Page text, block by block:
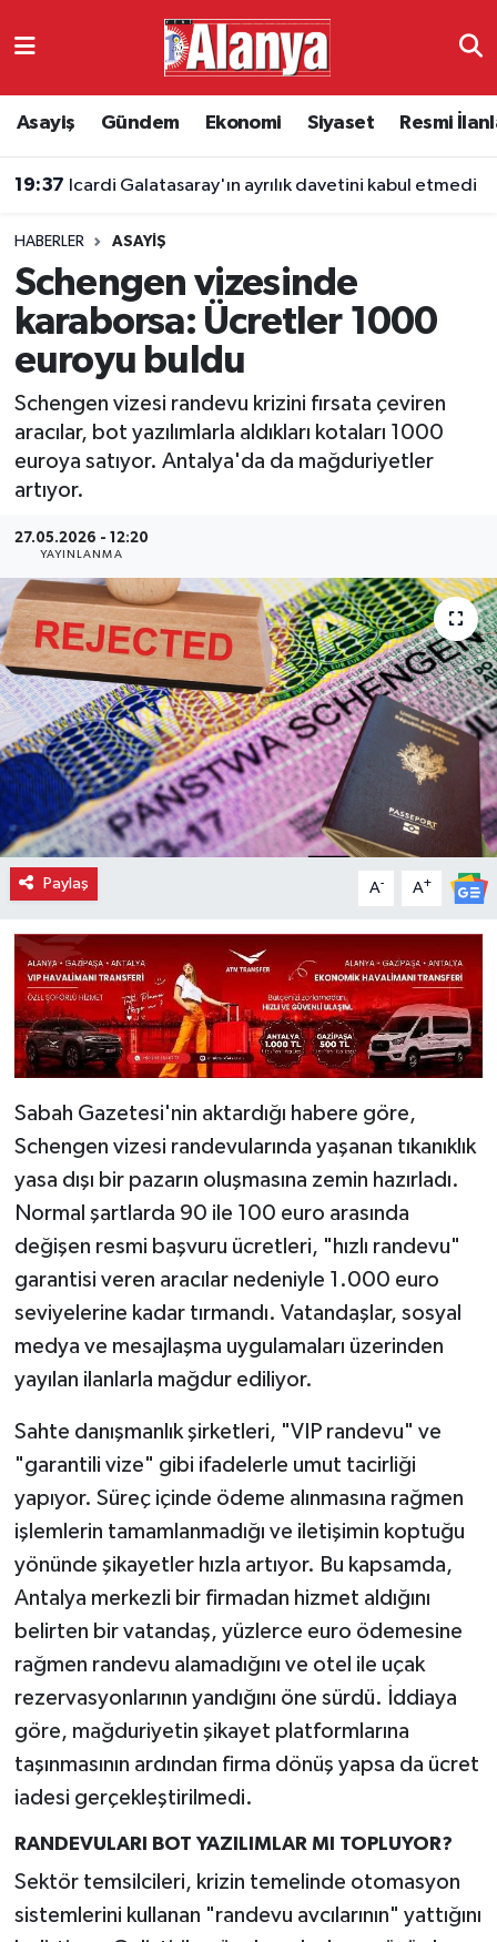
Asayiş Gündem Ekonomi Siyaset Resmi
19:37 Icardi Galatasaray'ın ayrılık davetini kabul etmedi
HABERLER ASAYIŞ
Schengen vizesinde
karaborsa: Ücretler 1000
euroyu buldu
Schengen vizesi randevu krizini fırsata çeviren
aracılar, bot yazılımlarla aldıkları kotaları 1000
euroya satıyor. Antalya'da da mağduriyetler
artıyor.
27.05.2026 - 12:20
YAYINLANMA
Paylaş A- A+
Sabah Gazetesi'nin aktardığı habere göre,
Schengen vizesi randevularında yaşanan tıkanıklık
yasa dışı bir pazarın oluşmasına zemin hazırladı.
Normal şartlarda 90 ile 100 euro arasında
değişen resmi başvuru ücretleri, "hızlı randevu"
garantisi veren aracılar nedeniyle 1.000 euro
seviyelerine kadar tırmandı. Vatandaşlar, sosyal
medya ve mesajlaşma uygulamaları üzerinden
yayılan ilanlarla mağdur ediliyor.
Sahte danışmanlık şirketleri, "VIP randevu" ve
"garantili vize" gibi ifadelerle umut tacirliği
yapıyor. Süreç içinde ödeme alınmasına rağmen
işlemlerin tamamlanmadığı ve iletişimin koptuğu
yönünde şikayetler hızla artıyor. Bu kapsamda,
Antalya merkezli bir firmadan hizmet aldığını
belirten bir vatandaş, yüzlerce euro ödemesine
rağmen randevu alamadığını ve otel ile uçak
rezervasyonlarının yandığını öne sürdü. İddiaya
göre, mağduriyetin şikayet platformlarına
taşınmasının ardından firma dönüş yapsa da ücret
iadesi gerçekleştirilmedi.
RANDEVULARI BOT YAZILIMLAR MI TOPLUYOR?
Sektör temsilcileri, krizin temelinde otomasyon
sistemlerini kullanan "randevu avcılarının" yattığını
Ekonomi
Resmi İlanlar
Alanyaspor
Turizm
Antalya Namaz Vakitleri
Antalya Trafik Yoğunluk Haritası
Süper Lig Puan Durumu ve Fikstür
Tüm Manşetler
Son Dakika Haberleri